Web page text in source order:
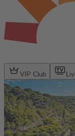
VIP Club